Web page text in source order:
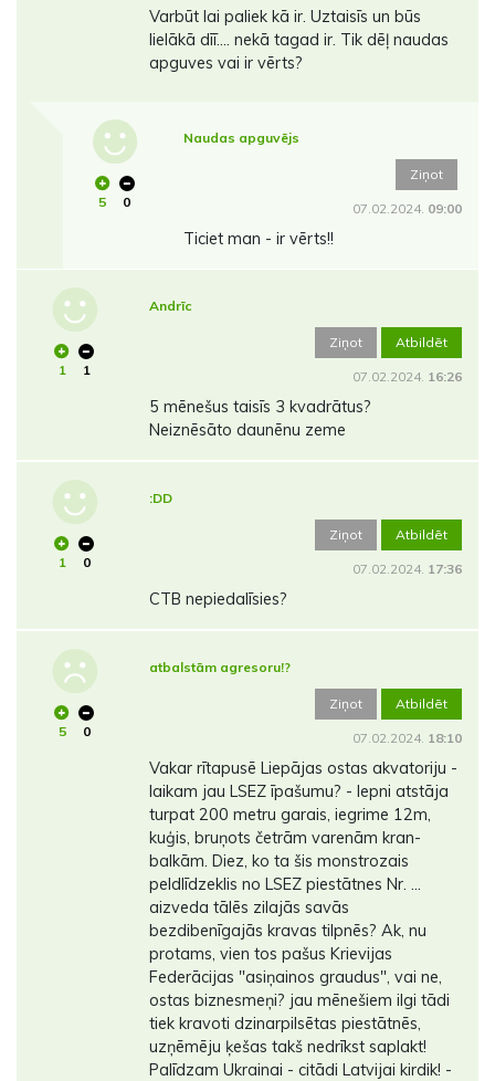
Varbūt lai paliek kā ir. Uztaisīs un būs
lielākā dīī.... nekā tagad ir. Tik dēļ naudas
apguves vai ir vērts?
5 0
Naudas apguvējs
Ziņot
07.02.2024. 09:00
Ticiet man - ir vērts!!
1 1
Andrīc
Ziņot Atbildēt
07.02.2024. 16:26
5 mēnešus taisīs 3 kvadrātus?
Neiznēsāto daunēnu zeme
1 0
:DD
Ziņot Atbildēt
07.02.2024. 17:36
CTB nepiedalīsies?
5 0
atbalstām agresoru!?
Ziņot Atbildēt
07.02.2024. 18:10
Vakar rītapusē Liepājas ostas akvatoriju -
laikam jau LSEZ īpašumu? - lepni atstāja
turpat 200 metru garais, iegrime 12m,
kuģis, bruņots četrām varenām kran-
balkām. Diez, ko ta šis monstrozais
peldlīdzeklis no LSEZ piestātnes Nr. ...
aizveda tālēs zilajās savās
bezdibenīgajās kravas tilpnēs? Ak, nu
protams, vien tos pašus Krievijas
Federācijas "asiņainos graudus", vai ne,
ostas biznesmeņi? jau mēnešiem ilgi tādi
tiek kravoti dzinarpilsētas piestātnēs,
uzņēmēju ķešas takš nedrīkst saplakt!
Palīdzam Ukrainai - citādi Latvijai kirdik! -